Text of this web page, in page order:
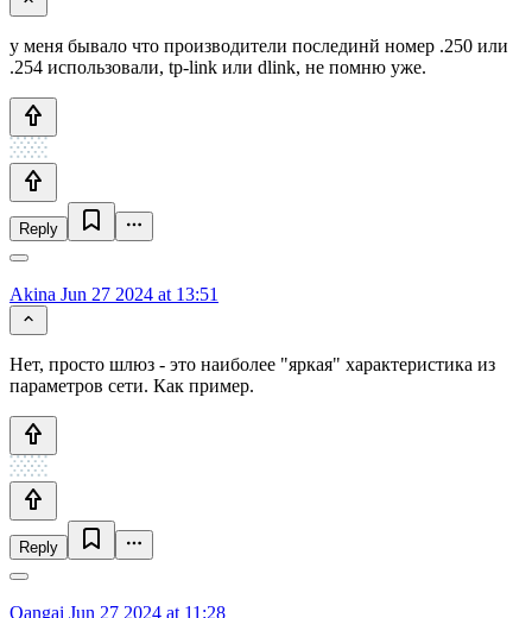
у меня бывало что производители послединй номер .250 или
.254 использовали, tp-link или dlink, не помню уже.
Reply
Akina Jun 27 2024 at 13:51
Нет, просто шлюз - это наиболее "яркая" характеристика из
параметров сети. Как пример.
Reply
Oangai Jun 27 2024 at 11:28